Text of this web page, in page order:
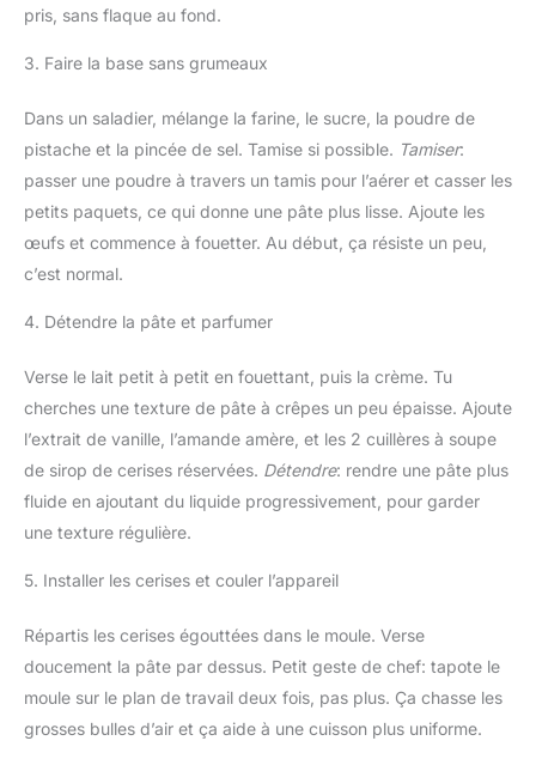
pris, sans flaque au fond.
3. Faire la base sans grumeaux
Dans un saladier, mélange la farine, le sucre, la poudre de
pistache et la pincée de sel. Tamise si possible. Tamiser:
passer une poudre à travers un tamis pour l’aérer et casser les
petits paquets, ce qui donne une pâte plus lisse. Ajoute les
œufs et commence à fouetter. Au début, ça résiste un peu,
c’est normal.
4. Détendre la pâte et parfumer
Verse le lait petit à petit en fouettant, puis la crème. Tu
cherches une texture de pâte à crêpes un peu épaisse. Ajoute
l’extrait de vanille, l’amande amère, et les 2 cuillères à soupe
de sirop de cerises réservées. Détendre: rendre une pâte plus
fluide en ajoutant du liquide progressivement, pour garder
une texture régulière.
5. Installer les cerises et couler l’appareil
Répartis les cerises égouttées dans le moule. Verse
doucement la pâte par dessus. Petit geste de chef: tapote le
moule sur le plan de travail deux fois, pas plus. Ça chasse les
grosses bulles d’air et ça aide à une cuisson plus uniforme.